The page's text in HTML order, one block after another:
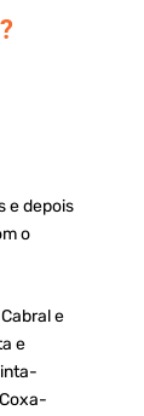
e depois
o
e
e